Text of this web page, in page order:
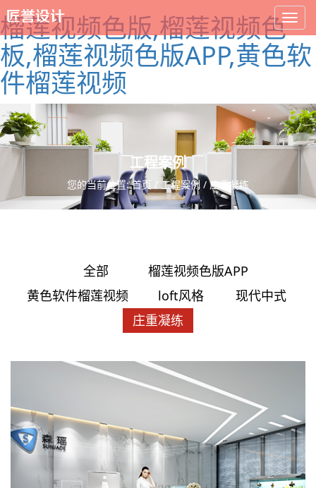
榴莲视频色版,榴莲视频色
板,榴莲视频色版APP,黄色软
件榴莲视频
工程案例
您的当前位置:首页 / 工程案例 / 庄重凝练
全部
榴莲视频色版APP
黄色软件榴莲视频
loft风格
现代中式
庄重凝练